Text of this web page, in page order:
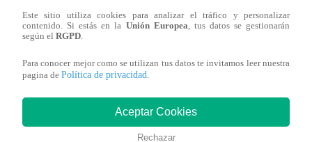
A la mañana siguiente, Isabeladespertó y encontró a
aún no se había despertado, se levantó sigilosamente y
En un breve pero significativo momento,Isa y Santiago
¿De qué trata “Pobre Novio” de
Este sitio utiliza cookies para analizar el tráfico y personalizar
contenido. Si estás en la Unión Europea, tus datos se gestionarán
según el RGPD.
Para conocer mejor como se utilizan tus datos te invitamos leer nuestra
pagina de Política de privacidad.
Aceptar Cookies
Rechazar